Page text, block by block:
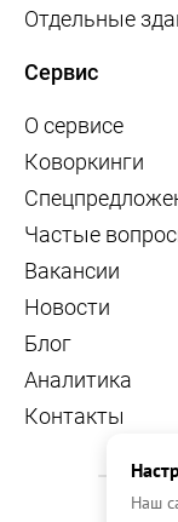
Отдельные
Сервис
О сервисе
Коворкинги
Частые
Вакансии
Новости
Блог
Аналитика
Контакты
Наш